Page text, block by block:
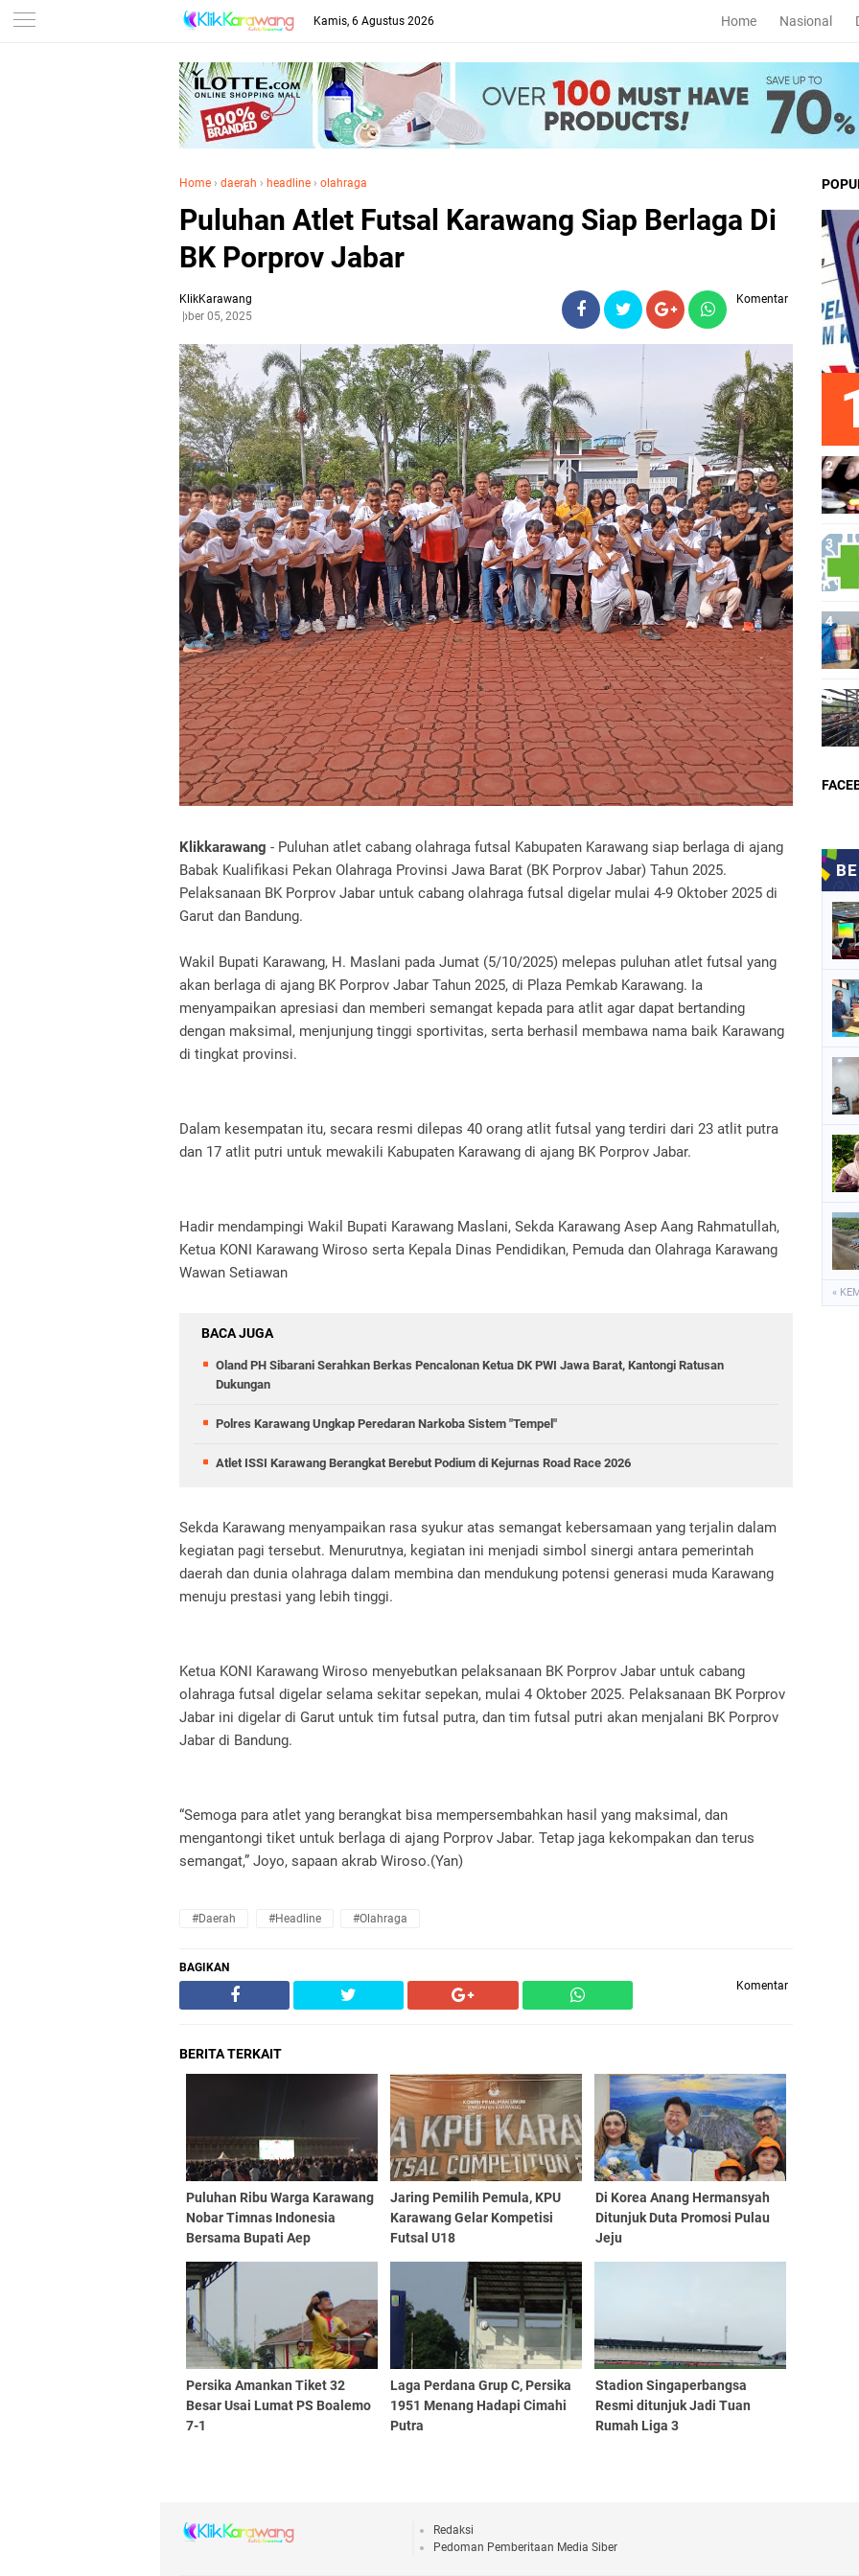
Kamis, 6 Agustus 2026 Home Nasional
Home › daerah › headline › olahraga
Puluhan Atlet Futsal Karawang Siap Berlaga Di
BK Porprov Jabar
KlikKarawang
Oktober 05, 2025
Komentar
Klikkarawang - Puluhan atlet cabang olahraga futsal Kabupaten Karawang siap berlaga di ajang
Babak Kualifikasi Pekan Olahraga Provinsi Jawa Barat (BK Porprov Jabar) Tahun 2025.
Pelaksanaan BK Porprov Jabar untuk cabang olahraga futsal digelar mulai 4-9 Oktober 2025 di
Garut dan Bandung.
Wakil Bupati Karawang, H. Maslani pada Jumat (5/10/2025) melepas puluhan atlet futsal yang
akan berlaga di ajang BK Porprov Jabar Tahun 2025, di Plaza Pemkab Karawang. Ia
menyampaikan apresiasi dan memberi semangat kepada para atlit agar dapat bertanding
dengan maksimal, menjunjung tinggi sportivitas, serta berhasil membawa nama baik Karawang
di tingkat provinsi.
Dalam kesempatan itu, secara resmi dilepas 40 orang atlit futsal yang terdiri dari 23 atlit putra
dan 17 atlit putri untuk mewakili Kabupaten Karawang di ajang BK Porprov Jabar.
Hadir mendampingi Wakil Bupati Karawang Maslani, Sekda Karawang Asep Aang Rahmatullah,
Ketua KONI Karawang Wiroso serta Kepala Dinas Pendidikan, Pemuda dan Olahraga Karawang
Wawan Setiawan
BACA JUGA
Oland PH Sibarani Serahkan Berkas Pencalonan Ketua DK PWI Jawa Barat, Kantongi Ratusan
Dukungan
Polres Karawang Ungkap Peredaran Narkoba Sistem "Tempel"
Atlet ISSI Karawang Berangkat Berebut Podium di Kejurnas Road Race 2026
Sekda Karawang menyampaikan rasa syukur atas semangat kebersamaan yang terjalin dalam
kegiatan pagi tersebut. Menurutnya, kegiatan ini menjadi simbol sinergi antara pemerintah
daerah dan dunia olahraga dalam membina dan mendukung potensi generasi muda Karawang
menuju prestasi yang lebih tinggi.
Ketua KONI Karawang Wiroso menyebutkan pelaksanaan BK Porprov Jabar untuk cabang
olahraga futsal digelar selama sekitar sepekan, mulai 4 Oktober 2025. Pelaksanaan BK Porprov
Jabar ini digelar di Garut untuk tim futsal putra, dan tim futsal putri akan menjalani BK Porprov
Jabar di Bandung.
“Semoga para atlet yang berangkat bisa mempersembahkan hasil yang maksimal, dan
mengantongi tiket untuk berlaga di ajang Porprov Jabar. Tetap jaga kekompakan dan terus
semangat,” Joyo, sapaan akrab Wiroso.(Yan)
#daerah #headline #olahraga
BAGIKAN
Komentar
BERITA TERKAIT
Puluhan Ribu Warga Karawang
Nobar Timnas Indonesia
Bersama Bupati Aep
Jaring Pemilih Pemula, KPU
Karawang Gelar Kompetisi
Futsal U18
Di Korea Anang Hermansyah
Ditunjuk Duta Promosi Pulau
Jeju
Persika Amankan Tiket 32
Besar Usai Lumat PS Boalemo
7-1
Laga Perdana Grup C, Persika
1951 Menang Hadapi Cimahi
Putra
Stadion Singaperbangsa
Resmi ditunjuk Jadi Tuan
Rumah Liga 3
«
Redaksi
Pedoman Pemberitaan Media Siber